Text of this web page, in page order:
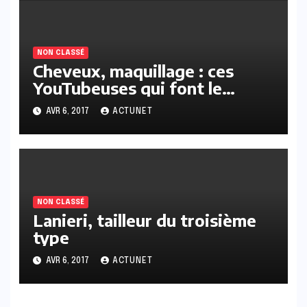
NON CLASSÉ
Cheveux, maquillage : ces
YouTubeuses qui font le
buzz… mais pas que !
AVR 6, 2017 ACTUNET
NON CLASSÉ
Lanieri, tailleur du troisième
type
AVR 6, 2017 ACTUNET